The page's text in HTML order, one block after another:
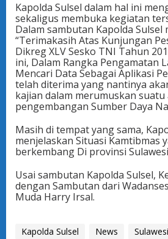
Kapolda Sulsel dalam hal ini
sekaligus membuka kegiatan
Dalam sambutan Kapolda
“Terimakasih Atas Kunjungan
Dikreg XLV Sesko TNI Tahun
ini, Dalam Rangka Pengamatan
Mencari Data Sebagai Aplikasi
telah diterima yang nantinya
kajian dalam merumuskan
pengembangan Sumber Daya
Masih di tempat yang sama,
menjelaskan Situasi Kamtibmas
berkembang Di provinsi
Usai sambutan Kapolda Sulsel,
dengan Sambutan dari
Muda Harry Irsal.
Kapolda Sulsel News Sulawesi